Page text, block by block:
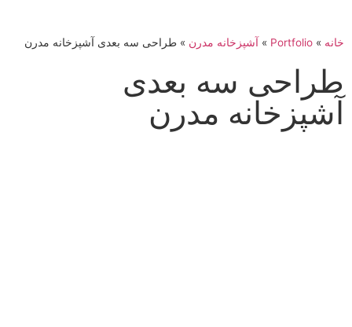
خانه »
Portfolio
» آشپزخانه مدرن » طراحی سه بعدی آشپزخانه مدرن
طراحی سه بعدی
آشپزخانه مدرن